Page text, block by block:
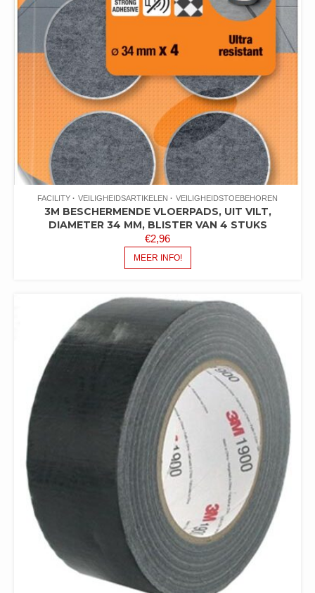
FACILITY VEILIGHEIDSARTIKELEN VEILIGHEIDSTOEBEHOREN
3M BESCHERMENDE VLOERPADS, UIT VILT,
DIAMETER 34 MM, BLISTER VAN 4 STUKS
€2,96
MEER INFO!